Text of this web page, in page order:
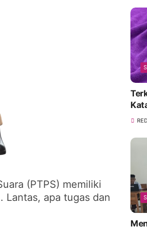
(PTPS) memiliki
Lantas, apa tugas dan